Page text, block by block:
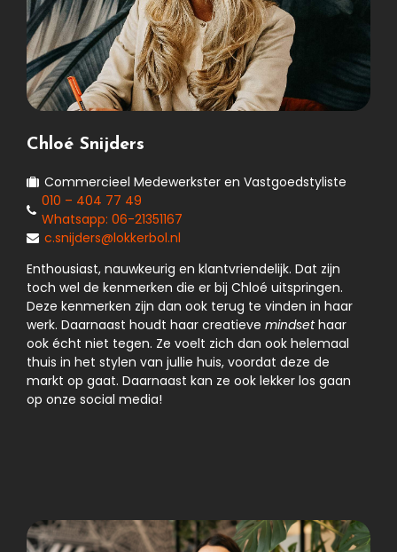
Chloé Snijders
Commercieel Medewerkster en Vastgoedstyliste
010 – 404 77 49
Whatsapp: 06-21351167
c.snijders@lokkerbol.nl
Enthousiast, nauwkeurig en klantvriendelijk. Dat zijn
toch wel de kenmerken die er bij Chloé uitspringen.
Deze kenmerken zijn dan ook terug te vinden in haar
werk. Daarnaast houdt haar creatieve mindsethaar
ook écht niet tegen. Ze voelt zich dan ook helemaal
thuis in het stylen van jullie huis, voordat deze de
markt op gaat. Daarnaast kan ze ook lekker los gaan
op onze social media!